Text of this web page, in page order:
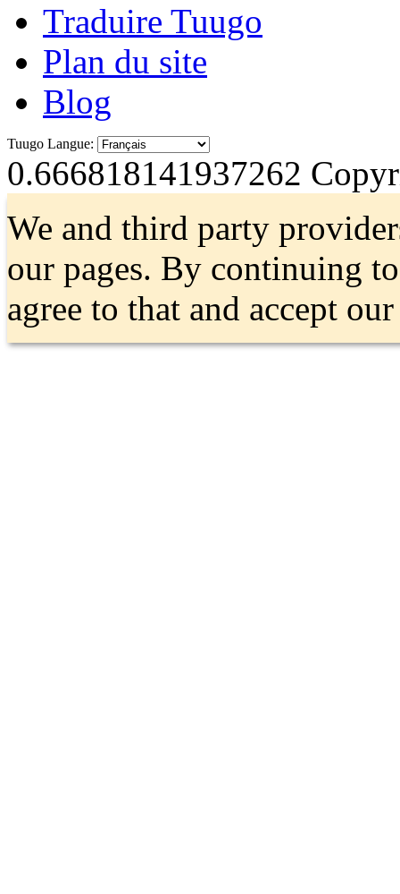
Traduire Tuugo
Plan du site
Blog
Tuugo Langue:
0.666818141937262
We and third party
our pages. By continuing
agree to that and accept